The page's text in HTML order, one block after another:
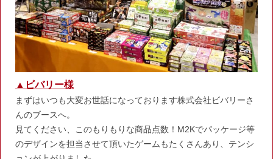
▲ビバリー様
まずはいつも大変お世話になっております株式会社ビバリーさ
んのブースへ。
見てください、このもりもりな商品点数！M2Kでパッケージ等
のデザインを担当させて頂いたゲームもたくさんあり、テンシ